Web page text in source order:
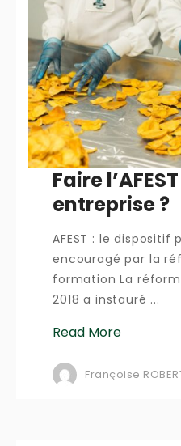
Faire
entreprise ?
AFEST : le dispositif
encouragé par la
formation La
2018 a instauré ...
Read More
Françoise